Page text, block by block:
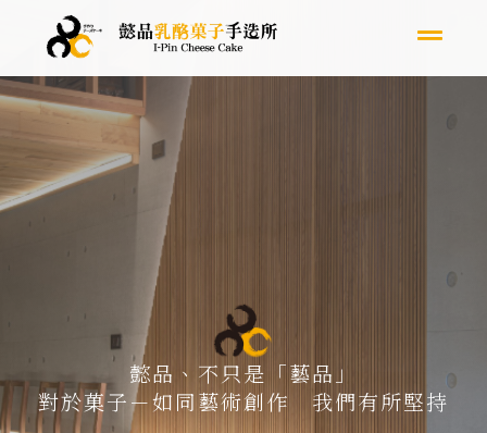
懿品、不只是「藝品」
對於菓子－如同藝術創作 我們有所堅持